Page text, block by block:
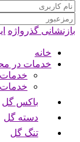
بازنشانی گذرواژه
خانه
خدمات در
باکس گل
دسته گل
تنگ گل